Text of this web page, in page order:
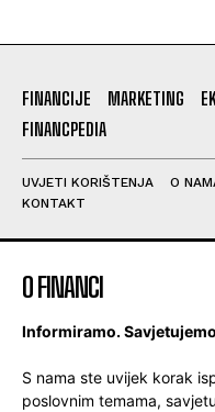
FINANCIJE MARKETING
FINANCPEDIA
UVJETI KORIŠTENJA O
KONTAKT
O FINANCI
Informiramo.
S nama ste uvijek korak
poslovnim temama,